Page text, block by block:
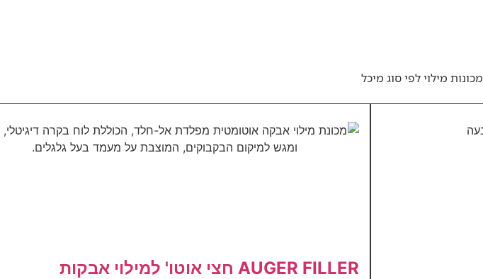
מכונות מילוי לפי סוג מיכל
AUGER FILLER חצי אוטו' למילוי אבקות